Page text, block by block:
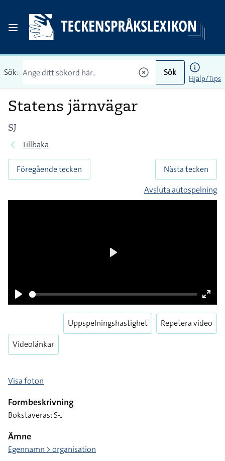
Sök: Sök
Hjälp/Tips
Statens järnvägar
SJ
Tillbaka
Föregående tecken
Nästa tecken
Avsluta autospelning
Videolänkar
Uppspelningshastighet Repetera video
Formbeskrivning
Ämne